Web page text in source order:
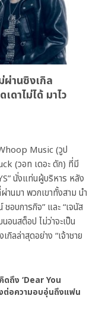
ผ่านซิงเกิล
ดาไม่ได้ มาไว
Music (วูป
(วอท เดอะ ดัก) ที่มี
นั่งแท่นผู้บริหาร หลัง
านมา พวกเขาทั้งสาม นำ
อบการกิจ” และ “เจนัส
อนสต็อป ไม่ว่าจะเป็น
ลล่าสุดอย่าง “เจ้าชาย
ถึง ‘Dear You
ต่อความอบอุ่นถึงแฟน